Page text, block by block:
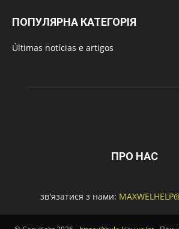
ПОПУЛЯРНА КАТЕГОРІЯ
Últimas notícias e artigos
ПРО НАС
зв'язатися з нами: